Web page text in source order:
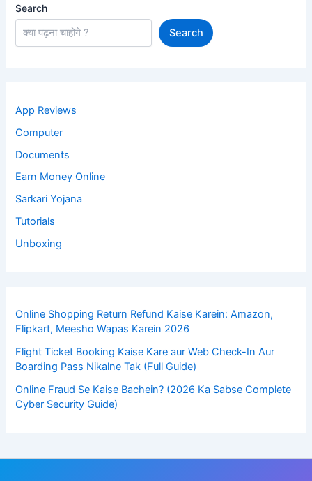
Search
Search
App Reviews
Computer
Documents
Earn Money Online
Sarkari Yojana
Tutorials
Unboxing
Online Shopping Return Refund Kaise Karein: Amazon,
Flipkart, Meesho Wapas Karein 2026
Flight Ticket Booking Kaise Kare aur Web Check-In Aur
Boarding Pass Nikalne Tak (Full Guide)
Online Fraud Se Kaise Bachein? (2026 Ka Sabse Complete
Cyber Security Guide)